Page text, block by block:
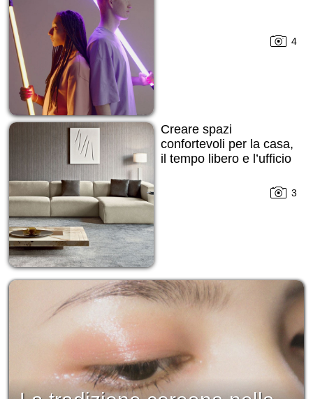
4
Creare spazi
confortevoli per la casa,
il tempo libero e l’ufficio
3